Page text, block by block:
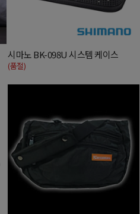
시마노 BK-098U 시스템 케이스
(품절)